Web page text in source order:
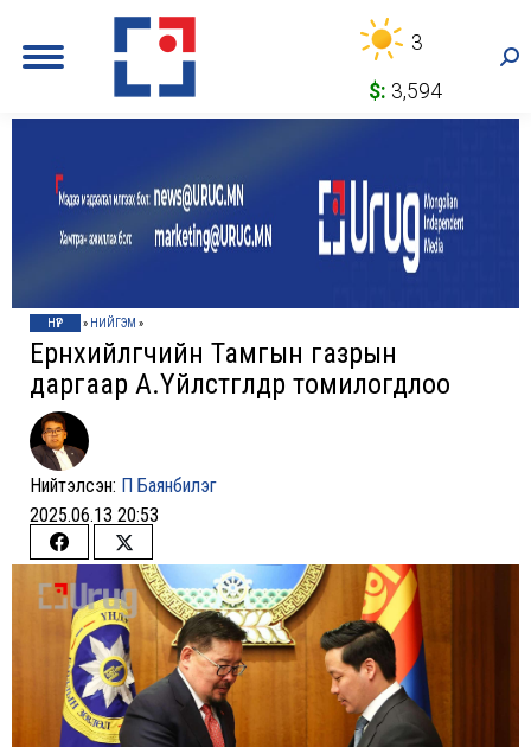
3
$: 3,594
НҮҮР » НИЙГЭМ »
Ерөнхийлөгчийн Тамгын газрын
даргаар А.Үйлстөгөлдөр томилогдлоо
Нийтэлсэн: П Баянбилэг
2025.06.13 20:53
Share
on
Facebook
Share
on
Twitter